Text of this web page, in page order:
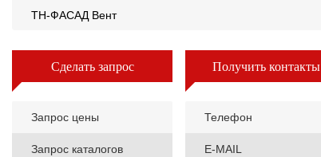
ТН-ФАСАД Вент
Сделать запрос
Запрос цены
Запрос каталогов
Получить контакты
Телефон
E-MAIL